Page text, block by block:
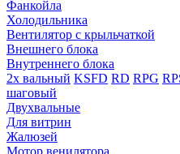
Фанкойла
Холодильника
Вентилятор с крыльчаткой
Внешнего блока
Внутреннего блока
2х вальный KSFD RD RPG
шаговый
Двухвальные
Для витрин
Жалюзей
Мотор венилятора